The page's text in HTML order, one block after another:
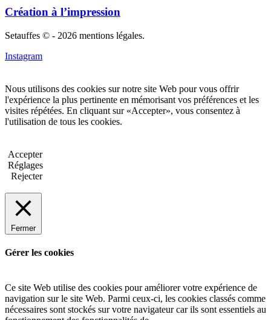
Création à l’impression
Setauffes © - 2026 mentions légales.
Instagram
Nous utilisons des cookies sur notre site Web pour vous offrir
l'expérience la plus pertinente en mémorisant vos préférences et les
visites répétées. En cliquant sur «Accepter», vous consentez à
l'utilisation de tous les cookies.
Accepter
Réglages
Rejecter
Fermer
Gérer les cookies
Ce site Web utilise des cookies pour améliorer votre expérience de
navigation sur le site Web. Parmi ceux-ci, les cookies classés comme
nécessaires sont stockés sur votre navigateur car ils sont essentiels au